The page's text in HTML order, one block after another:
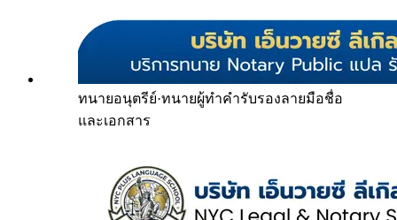
ทนายอนุตรีย์·ทนายผู้ทำคำรับรองลายมือชื่อ
และเอกสาร